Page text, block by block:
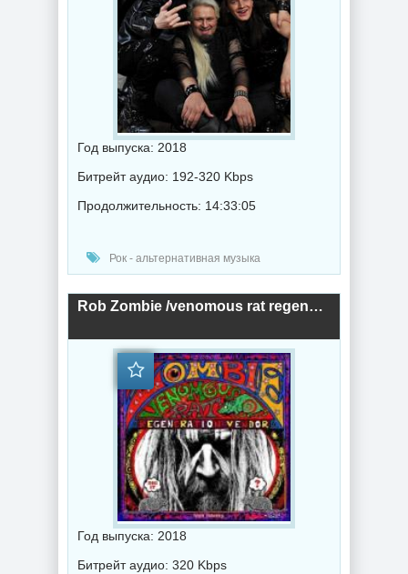
Год выпуска: 2018
Битрейт аудио: 192-320 Kbps
Продолжительность: 14:33:05
Рок - альтернативная музыка
Rob Zombie /venomous rat regeneration vendor/ (2018) торрент
Год выпуска: 2018
Битрейт аудио: 320 Kbps